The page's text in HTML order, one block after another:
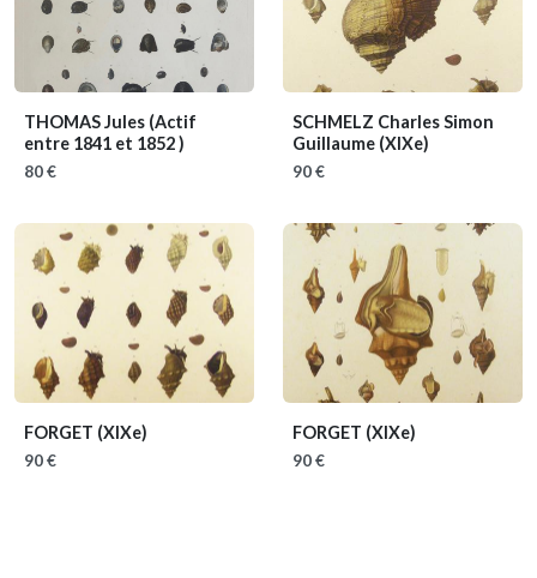
THOMAS Jules (Actif
entre 1841 et 1852 )
80 €
SCHMELZ Charles Simon
Guillaume (XIXe)
90 €
FORGET (XIXe)
90 €
FORGET (XIXe)
90 €